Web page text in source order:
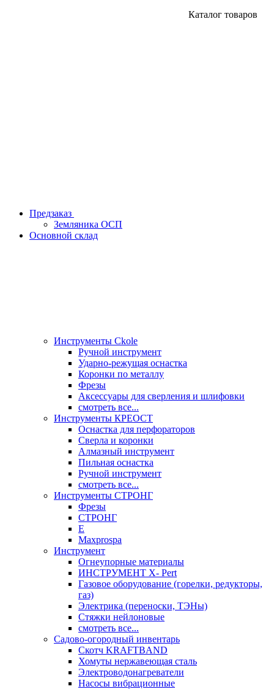
Каталог товаров
Предзаказ
Земляника ОСП
Основной склад
Инструменты Ckole
Ручной инструмент
Ударно‑режущая оснастка
Коронки по металлу
Фрезы
Аксессуары для сверления и шлифовки
смотреть все...
Инструменты КРЕОСТ
Оснастка для перфораторов
Сверла и коронки
Алмазный инструмент
Пильная оснастка
Ручной инструмент
смотреть все...
Инструменты СТРОНГ
Фрезы
СТРОНГ
Е
Maxprospa
Инструмент
Огнеупорные материалы
ИНСТРУМЕНТ X- Pert
Газовое оборудование (горелки, редукторы,
газ)
Электрика (переноски, ТЭНы)
Стяжки нейлоновые
смотреть все...
Садово-огородный инвентарь
Скотч KRAFTBAND
Хомуты нержавеющая сталь
Электроводонагреватели
Насосы вибрационные